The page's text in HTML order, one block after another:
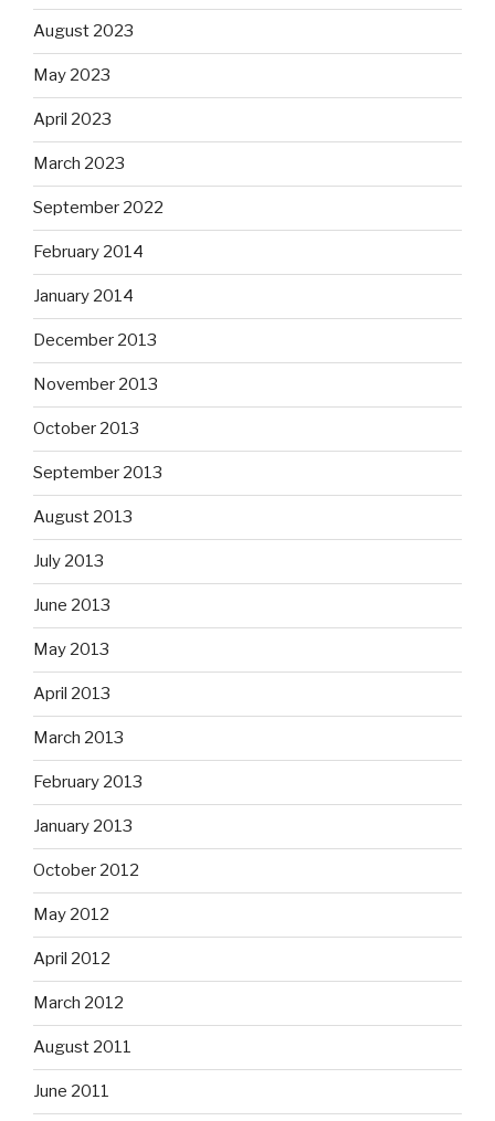
August 2023
May 2023
April 2023
March 2023
September 2022
February 2014
January 2014
December 2013
November 2013
October 2013
September 2013
August 2013
July 2013
June 2013
May 2013
April 2013
March 2013
February 2013
January 2013
October 2012
May 2012
April 2012
March 2012
August 2011
June 2011